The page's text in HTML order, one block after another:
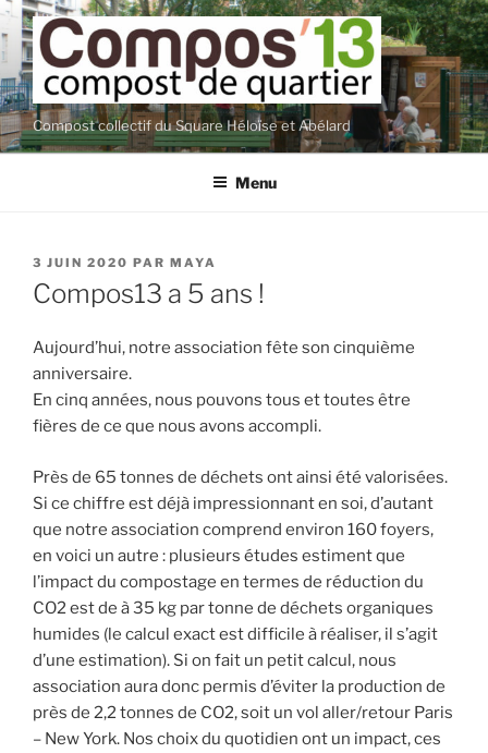
Aller
au
contenu
principal
Compost collectif du Square Héloïse et Abélard
Menu
PUBLIÉ
LE
3 JUIN 2020 PAR MAYA
Compos13 a 5 ans !
Aujourd’hui, notre association fête son cinquième
anniversaire.
En cinq années, nous pouvons tous et toutes être
fières de ce que nous avons accompli.
Près de 65 tonnes de déchets ont ainsi été valorisées.
Si ce chiffre est déjà impressionnant en soi, d’autant
que notre association comprend environ 160 foyers,
en voici un autre : plusieurs études estiment que
l’impact du compostage en termes de réduction du
CO2 est de à 35 kg par tonne de déchets organiques
humides (le calcul exact est difficile à réaliser, il s’agit
d’une estimation). Si on fait un petit calcul, nous
association aura donc permis d’éviter la production de
près de 2,2 tonnes de CO2, soit un vol aller/retour Paris
– New York. Nos choix du quotidien ont un impact, ces